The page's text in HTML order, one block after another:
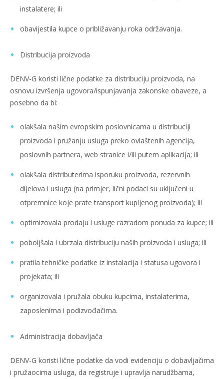
instalatere; ili
obavijestila kupce o približavanju roka održavanja.
Distribucija proizvoda
DENV-G koristi lične podatke za distribuciju proizvoda, na
osnovu izvršenja ugovora/ispunjavanja zakonske obaveze, a
posebno da bi:
olakšala našim evropskim poslovnicama u distribuciji
proizvoda i pružanju usluga preko ovlaštenih agencija,
poslovnih partnera, web stranice i/ili putem aplikacija; ili
olakšala distributerima isporuku proizvoda, rezervnih
dijelova i usluga (na primjer, lični podaci su uključeni u
otpremnice koje prate transport kupljenog proizvoda); ili
optimizovala prodaju i usluge razradom ponuda za kupce; ili
poboljšala i ubrzala distribuciju naših proizvoda i usluga; ili
pratila tehničke podatke iz instalacija i statusa ugovora i
projekata; ili
organizovala i pružala obuku kupcima, instalaterima,
zaposlenima i podizvođačima.
Administracija dobavljača
DENV-G koristi lične podatke da vodi evidenciju o dobavljačima
i pružaocima usluga, da registruje i upravlja narudžbama,